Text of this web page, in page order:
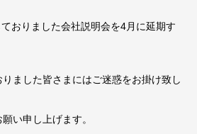
おりました会社説明会を4月に延期す
ました皆さまにはご迷惑をお掛け致し
い申し上げます。